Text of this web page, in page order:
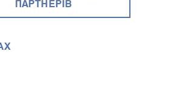
ПАРТНЕРІВ